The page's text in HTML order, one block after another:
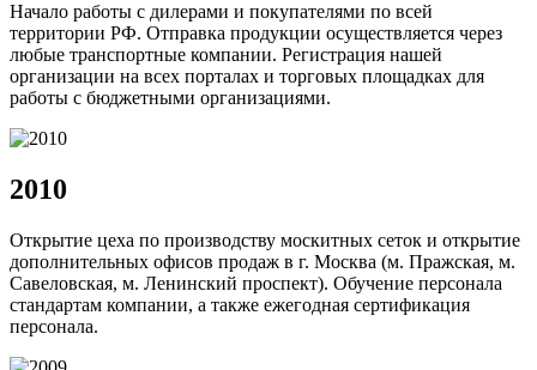
Начало работы с дилерами и покупателями по всей
территории РФ. Отправка продукции осуществляется через
любые транспортные компании. Регистрация нашей
организации на всех порталах и торговых площадках для
работы с бюджетными организациями.
2010
Открытие цеха по производству москитных сеток и открытие
дополнительных офисов продаж в г. Москва (м. Пражская, м.
Савеловская, м. Ленинский проспект). Обучение персонала
стандартам компании, а также ежегодная сертификация
персонала.